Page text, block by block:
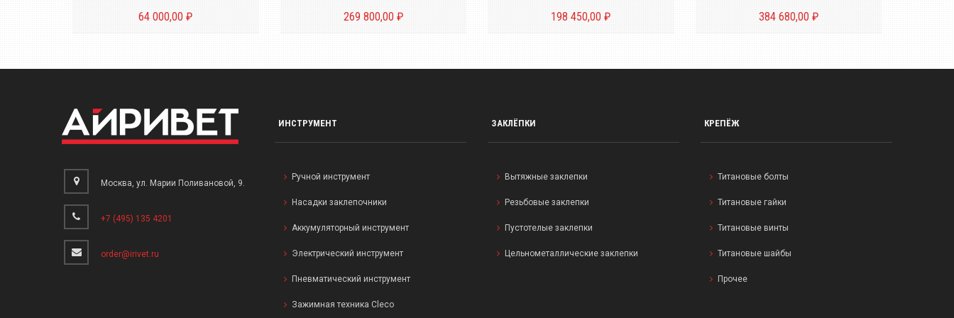
64 000,00 ₽ 269 800,00 ₽ 198 450,00 ₽ 384 680,00 ₽
Москва, ул. Марии Поливановой, 9.
+7 (495) 135 4201
order@irivet.ru
ИНСТРУМЕНТ
Ручной инструмент
Насадки заклепочники
Аккумуляторный инструмент
Электрический инструмент
Пневматический инструмент
Зажимная техника Cleco
ЗАКЛЁПКИ
Вытяжные заклепки
Резьбовые заклепки
Пустотелые заклепки
Цельнометаллические заклепки
КРЕПЁЖ
Титановые болты
Титановые гайки
Титановые винты
Титановые шайбы
Прочее